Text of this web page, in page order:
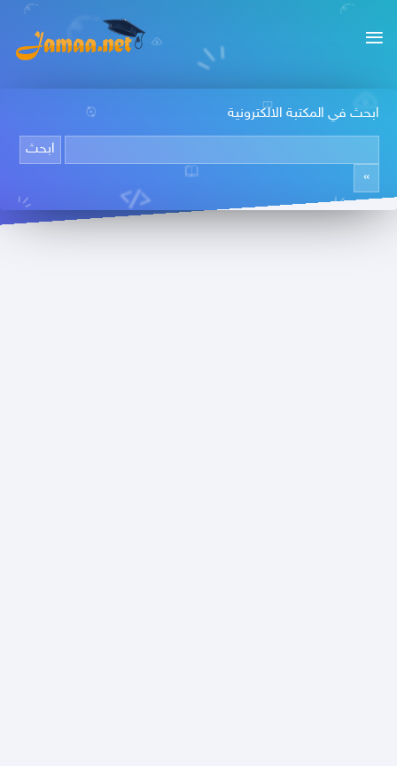
ابحث في المكتبة الالكترونية